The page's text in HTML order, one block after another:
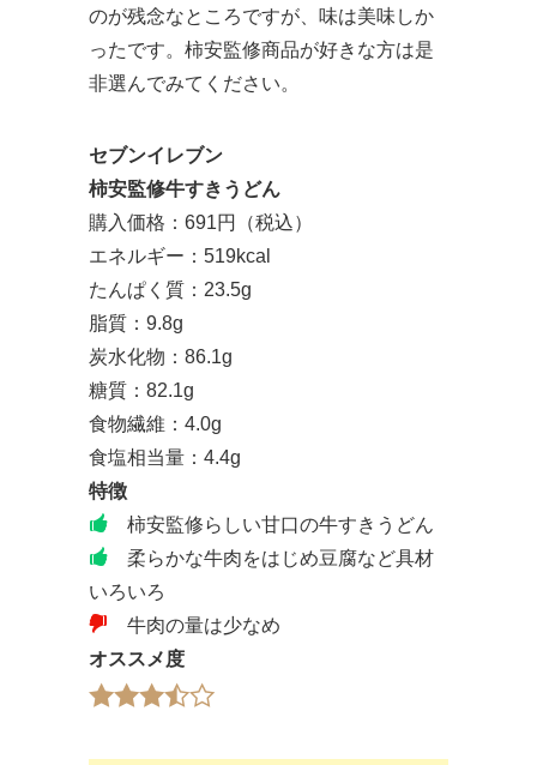
のが残念なところですが、味は美味しか
ったです。柿安監修商品が好きな方は是
非選んでみてください。
セブンイレブン
柿安監修牛すきうどん
購入価格：691円（税込）
エネルギー：519kcal
たんぱく質：23.5g
脂質：9.8g
炭水化物：86.1g
糖質：82.1g
食物繊維：4.0g
食塩相当量：4.4g
特徴
柿安監修らしい甘口の牛すきうどん
柔らかな牛肉をはじめ豆腐など具材
いろいろ
牛肉の量は少なめ
オススメ度